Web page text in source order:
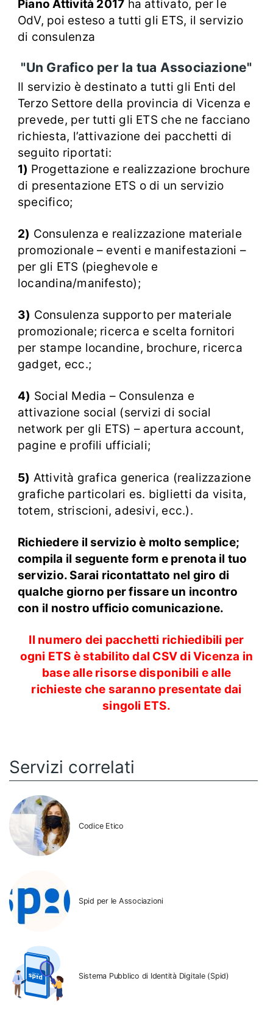
Piano Attività 2017 ha attivato, per le
OdV, poi esteso a tutti gli ETS, il servizio
di consulenza
"Un Grafico per la tua Associazione"
Il servizio è destinato a tutti gli Enti del
Terzo Settore della provincia di Vicenza e
prevede, per tutti gli ETS che ne facciano
richiesta, l’attivazione dei pacchetti di
seguito riportati:
1) Progettazione e realizzazione brochure
di presentazione ETS o di un servizio
specifico;
2) Consulenza e realizzazione materiale
promozionale – eventi e manifestazioni –
per gli ETS (pieghevole e
locandina/manifesto);
3) Consulenza supporto per materiale
promozionale; ricerca e scelta fornitori
per stampe locandine, brochure, ricerca
gadget, ecc.;
4) Social Media – Consulenza e
attivazione social (servizi di social
network per gli ETS) – apertura account,
pagine e profili ufficiali;
5) Attività grafica generica (realizzazione
grafiche particolari es. biglietti da visita,
totem, striscioni, adesivi, ecc.).
Richiedere il servizio è molto semplice;
compila il seguente form e prenota il tuo
servizio. Sarai ricontattato nel giro di
qualche giorno per fissare un incontro
con il nostro ufficio comunicazione.
Il numero dei pacchetti richiedibili per
ogni ETS è stabilito dal CSV di Vicenza in
base alle risorse disponibili e alle
richieste che saranno presentate dai
singoli ETS.
Servizi correlati
Codice Etico
Spid per le Associazioni
Sistema Pubblico di Identità Digitale (Spid)